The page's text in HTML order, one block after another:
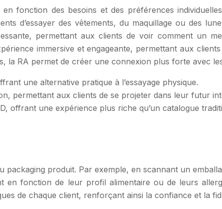
fonction des besoins et des préférences
d’essayer des vêtements, du maquillage ou des
permettant aux clients de voir comment un
immersive et engageante, permettant aux
la RA permet de créer une connexion plus forte avec
une alternative pratique à l’essayage physique.
permettant aux clients de se projeter dans leur futur
offrant une expérience plus riche qu’un catalogue
produit. Par exemple, en scannant un
en fonction de leur profil alimentaire ou de leurs
de chaque client, renforçant ainsi la confiance et la